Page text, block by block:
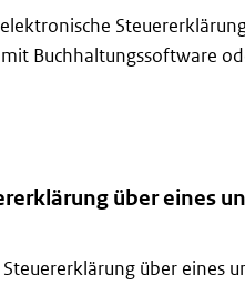
Buchhaltungssoftware
Steuererklärung
über eines
über eines